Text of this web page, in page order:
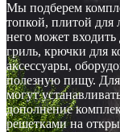
Мы подберем
топкой, плитой для
него может
гриль, крючки для
аксессуары,
полезную пищу. Для
могут
дополнение
решетками на